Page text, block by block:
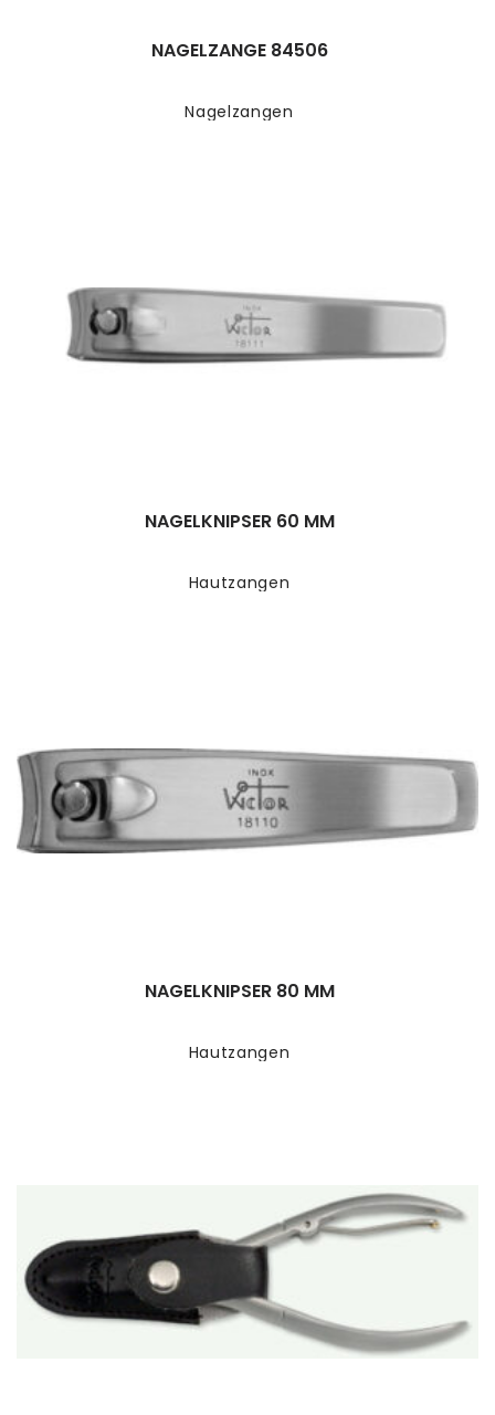
Nagelzangen
NAGELZANGE 84506
Hautzangen
NAGELKNIPSER 60 MM
Hautzangen
NAGELKNIPSER 80 MM